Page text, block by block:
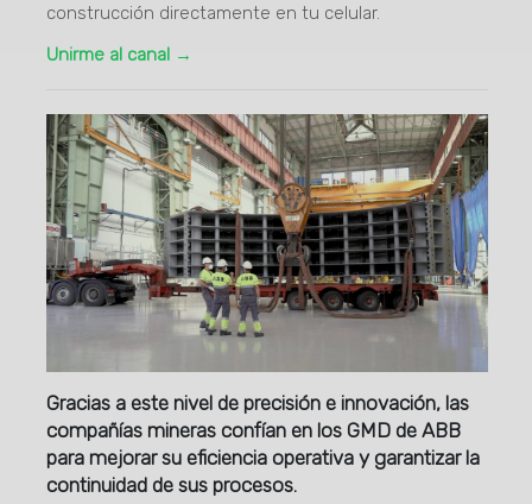
construcción directamente en tu celular.
Unirme al canal →
Gracias a este nivel de precisión e innovación, las
compañías mineras confían en los GMD de ABB
para mejorar su eficiencia operativa y garantizar la
continuidad de sus procesos.